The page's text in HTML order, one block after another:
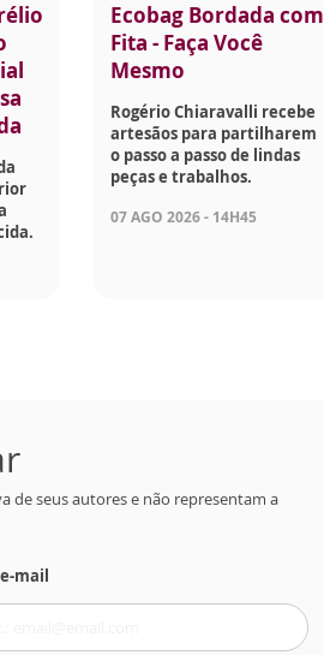
Ecobag Bordada com
Fita - Faça Você
Mesmo
Rogério Chiaravalli recebe
artesãos para partilharem
o passo a passo de lindas
peças e trabalhos.
07 AGO 2026 - 14H45
de seus autores e não representam a
mail